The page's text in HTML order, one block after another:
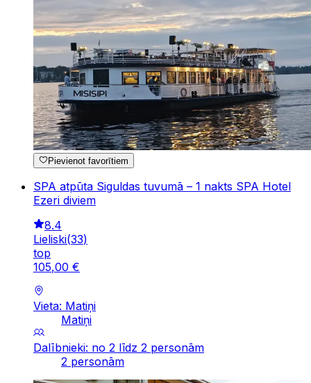
Pievienot favorītiem
SPA atpūta Siguldas tuvumā – 1 nakts SPA Hotel
Ezeri diviem
8.4
Lieliski(33)
top
105,00 €
Vieta: Matiņi
Matiņi
Dalībnieki: no 2 līdz 2 personām
2 personām